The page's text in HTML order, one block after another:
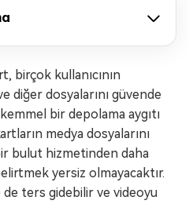
birçok kullanıcının
diğer dosyalarını güvende
bir depolama aygıtı
medya dosyalarını
bulut hizmetinden daha
yersiz olmayacaktır.
ters gidebilir ve videoyu